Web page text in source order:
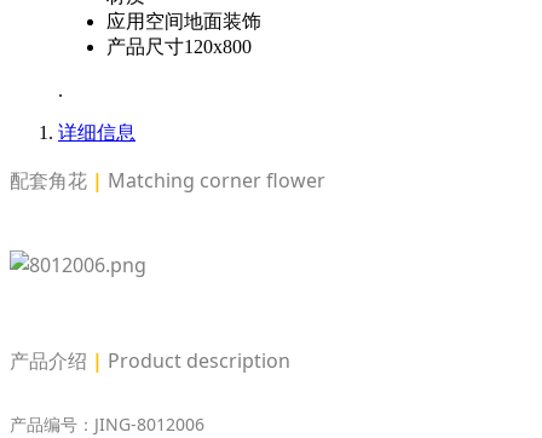
应用空间地面装饰
产品尺寸120x800
.
详细信息
配套角花 | Matching corner flower
产品介绍 | Product description
产品编号：JING-8012006